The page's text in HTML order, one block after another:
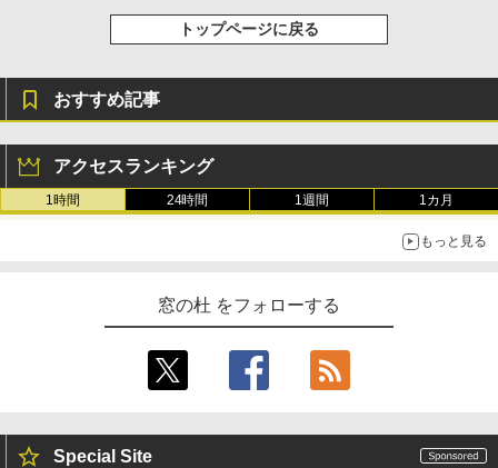
トップページに戻る
おすすめ記事
アクセスランキング
1時間 24時間 1週間 1カ月
もっと見る
窓の杜 をフォローする
Special Site